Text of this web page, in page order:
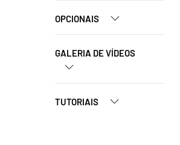
OPCIONAIS
GALERIA DE VÍDEOS
TUTORIAIS